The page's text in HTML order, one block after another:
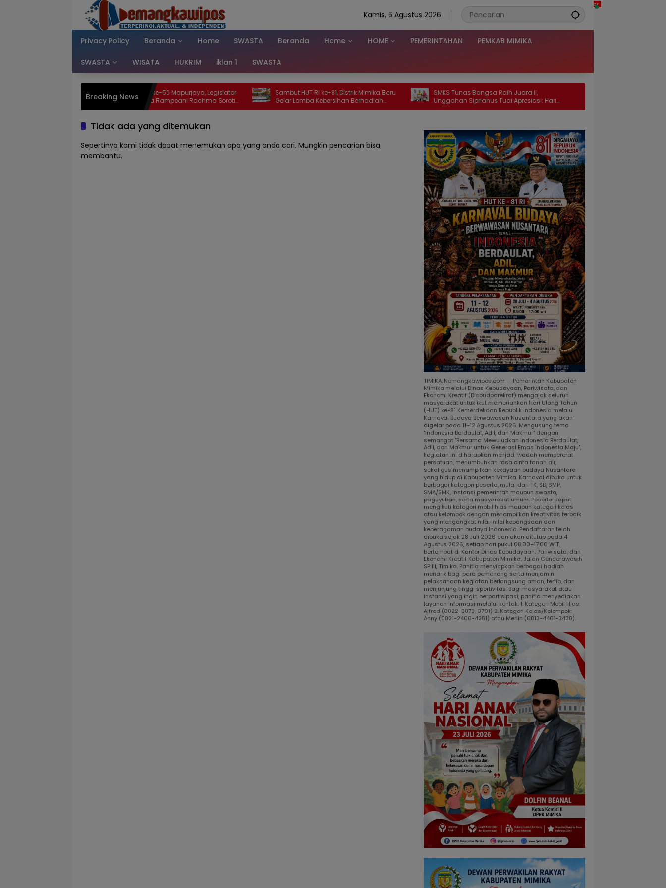
Kamis, 6 Agustus 2026
Privacy Policy Beranda Home SWASTA Beranda Home HOME PEMERINTAHAN PEMKAB MIMIKA
SWASTA WISATA HUKRIM iklan 1 SWASTA
Breaking News
Jelang HUT ke-50 Mapurjaya, Legislator
DPRK Mimika Rampeani Rachma Soroti
Minimnya Persiapan: Jangan Biarkan
Bersejarah
Sambut HUT RI ke-81, Distrik Mimika Baru
Gelar Lomba Kebersihan Berhadiah
Puluhan Juta, 96 RT Siap Adu Kampung
SMKS Tunas Bangsa Raih Juara II,
Unggahan Siprianus Tuai Apresiasi: Hari
Ini Juara II, Besok Juara yang Lebih Besar
Tidak ada yang ditemukan
Sepertinya kami tidak dapat menemukan apa yang anda cari. Mungkin pencarian bisa
membantu.
TIMIKA, Nemangkawipos.com — Pemerintah Kabupaten
Mimika melalui Dinas Kebudayaan, Pariwisata, dan
Ekonomi Kreatif (Disbudparekraf) mengajak seluruh
masyarakat untuk ikut memeriahkan Hari Ulang Tahun
(HUT) ke-81 Kemerdekaan Republik Indonesia melalui
Karnaval Budaya Berwawasan Nusantara yang akan
digelar pada 11–12 Agustus 2026. Mengusung tema
"Indonesia Berdaulat, Adil, dan Makmur" dengan
semangat "Bersama Mewujudkan Indonesia Berdaulat,
Adil, dan Makmur untuk Generasi Emas Indonesia Maju",
kegiatan ini diharapkan menjadi wadah mempererat
persatuan, menumbuhkan rasa cinta tanah air,
sekaligus menampilkan kekayaan budaya Nusantara
yang hidup di Kabupaten Mimika. Karnaval dibuka untuk
berbagai kategori peserta, mulai dari TK, SD, SMP,
SMA/SMK, instansi pemerintah maupun swasta,
paguyuban, serta masyarakat umum. Peserta dapat
mengikuti kategori mobil hias maupun kategori kelas
atau kelompok dengan menampilkan kreativitas terbaik
yang mengangkat nilai-nilai kebangsaan dan
keberagaman budaya Indonesia. Pendaftaran telah
dibuka sejak 28 Juli 2026 dan akan ditutup pada 4
Agustus 2026, setiap hari pukul 08.00–17.00 WIT,
bertempat di Kantor Dinas Kebudayaan, Pariwisata, dan
Ekonomi Kreatif Kabupaten Mimika, Jalan Cenderawasih
SP III, Timika. Panitia menyiapkan berbagai hadiah
menarik bagi para pemenang serta menjamin
pelaksanaan kegiatan berlangsung aman, tertib, dan
menjunjung tinggi sportivitas. Bagi masyarakat atau
instansi yang ingin berpartisipasi, panitia menyediakan
layanan informasi melalui kontak: 1. Kategori Mobil Hias:
Alfred (0822-3879-3701) 2. Kategori Kelas/Kelompok:
Anny (0821-2406-4281) atau Merlin (0813-4461-3438).